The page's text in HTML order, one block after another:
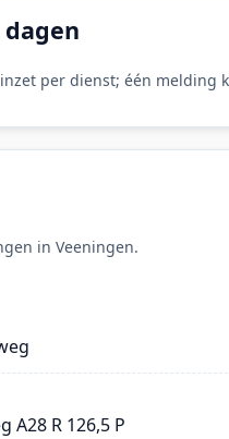
per dienst; één melding
in Veeningen.
A28 R 126,5 P